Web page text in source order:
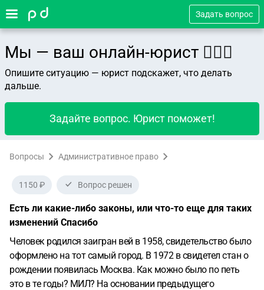
Задать вопрос
Мы — ваш онлайн-юрист 👨🏻‍⚖️
Опишите ситуацию — юрист подскажет, что делать
дальше.
Задайте вопрос. Юрист поможет!
Вопросы Административное право
1150 ₽ Вопрос решен
Есть ли какие-либо законы, или что-то еще для таких
изменений Спасибо
Человек родился заигран вей в 1958, свидетельство было
оформлено на тот самый город. В 1972 в свидетел стан о
рождении появилась Москва. Как можно было по петь
это в те годы? МИЛ? На основании предыдущего